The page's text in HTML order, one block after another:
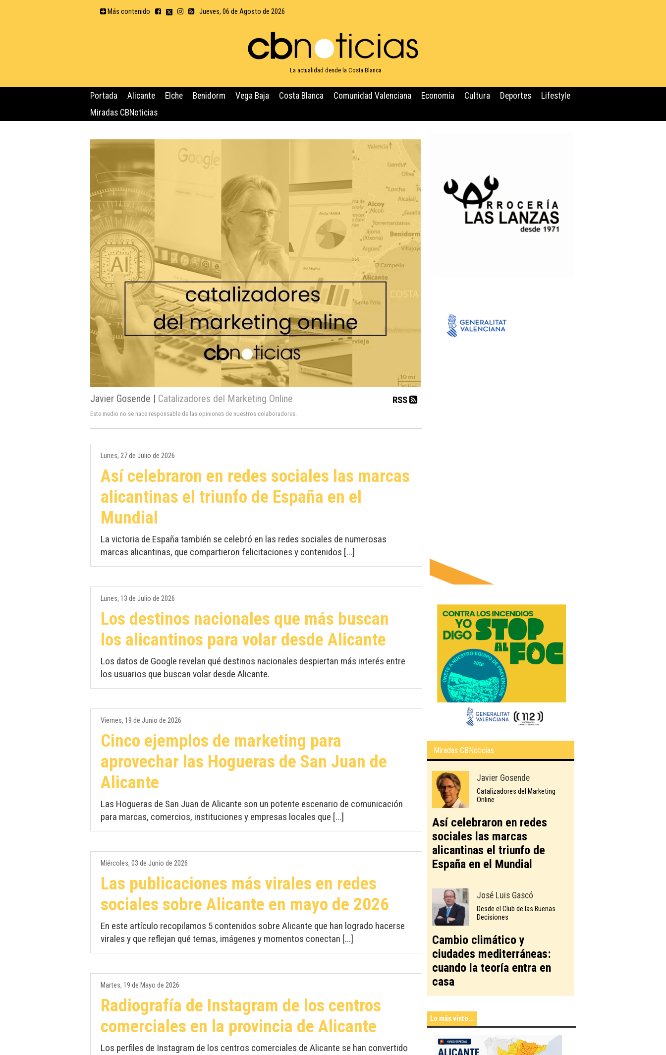
Más contenido Jueves, 06 de Agosto de 2026
La actualidad desde la Costa Blanca
Portada Alicante Elche Benidorm Vega Baja Costa Blanca Comunidad Valenciana Economía Cultura Deportes
Lifestyle
Miradas CBNoticias
Javier Gosende | Catalizadores del Marketing Online RSS
Este medio no se hace responsable de las opiniones de nuestros colaboradores.
Lunes, 27 de Julio de 2026
Así celebraron en redes sociales las marcas
alicantinas el triunfo de España en el
Mundial
La victoria de España también se celebró en las redes sociales de numerosas
marcas alicantinas, que compartieron felicitaciones y contenidos [...]
Lunes, 13 de Julio de 2026
Los destinos nacionales que más buscan
los alicantinos para volar desde Alicante
Los datos de Google revelan qué destinos nacionales despiertan más interés entre
los usuarios que buscan volar desde Alicante.
Viernes, 19 de Junio de 2026
Cinco ejemplos de marketing para
aprovechar las Hogueras de San Juan de
Alicante
Las Hogueras de San Juan de Alicante son un potente escenario de comunicación
para marcas, comercios, instituciones y empresas locales que [...]
Miércoles, 03 de Junio de 2026
Las publicaciones más virales en redes
sociales sobre Alicante en mayo de 2026
En este artículo recopilamos 5 contenidos sobre Alicante que han logrado hacerse
virales y que reflejan qué temas, imágenes y momentos conectan [...]
Martes, 19 de Mayo de 2026
Radiografía de Instagram de los centros
comerciales en la provincia de Alicante
Los perfiles de Instagram de los centros comerciales de Alicante se han convertido
Miradas CBNoticias
Javier Gosende
Catalizadores del Marketing
Online
Así celebraron en redes
sociales las marcas
alicantinas el triunfo de
España en el Mundial
José Luis Gascó
Desde el Club de las Buenas
Decisiones
Cambio climático y
ciudades mediterráneas:
cuando la teoría entra en
casa
Lo más visto...